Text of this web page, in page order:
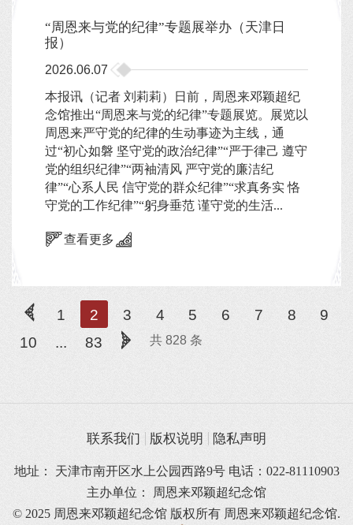
“周恩来与党的纪律”专题展举办（天津日
报）
2026.06.07
本报讯（记者 刘莉莉）日前，周恩来邓颖超纪
念馆推出“周恩来与党的纪律”专题展览。展览以
周恩来严守党的纪律的生动事迹为主线，通
过“初心如磐 坚守党的政治纪律”“严于律己 遵守
党的组织纪律”“两袖清风 严守党的廉洁纪
律”“心系人民 信守党的群众纪律”“求真务实 恪
守党的工作纪律”“躬身垂范 谨守党的生活...
查看更多
1 2 3 4 5 6 7 8
9
10
83 共 828 条
联系我们 版权说明 隐私声明
地址： 天津市南开区水上公园西路9号 电话：022-81110903
主办单位： 周恩来邓颖超纪念馆
© 2025 周恩来邓颖超纪念馆 版权所有 周恩来邓颖超纪念馆.